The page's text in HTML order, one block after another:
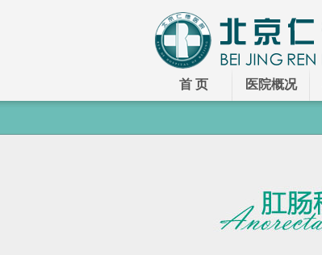
首 页 医院概况